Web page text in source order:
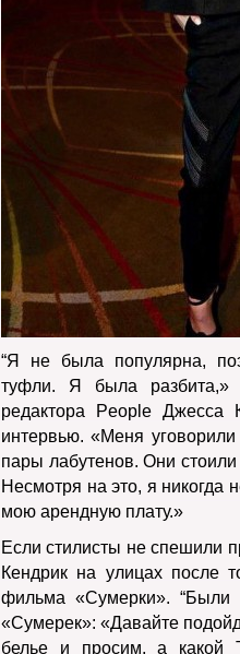
“Я не была популярна,
туфли. Я была разбита,»
редактора People Джесса
интервью. «Меня
пары лабутенов. Они
Несмотря на это, я никогда
мою арендную плату.»
Если стилисты не спешили
Кендрик на улицах после
фильма «Сумерки». “Были
«Сумерек»: «Давайте
белье и просим, а какой